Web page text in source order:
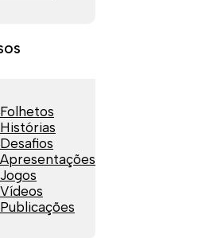
Folhetos
Histórias
Desafios
Apresentações
Jogos
Vídeos
Publicações